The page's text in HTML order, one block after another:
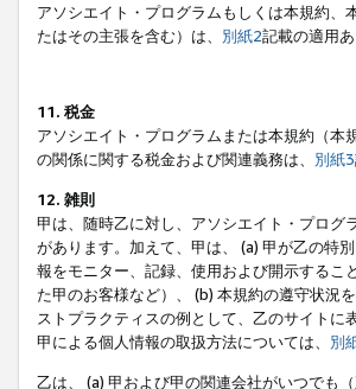
アソシエイト・プログラムもしくは本規約
たはその主張を含む）は、 別紙2記載の適用
11. 税金
アソシエイト・プログラムまたは本規約（
の関係に関する税金および関連義務は、 別紙3
12. 雑則
甲は、随時乙に対し、アソシエイト・プログ
があります。加えて、甲は、 (a) 甲が乙の特
報をモニター、記録、使用および開示するこ
た甲のお客様など）、 (b) 本規約の遵守状況
ストプラクティスの例として、乙のサイト
甲による個人情報の取扱方法については、 別
乙は、 (a) 甲および甲の関連会社がいつでも